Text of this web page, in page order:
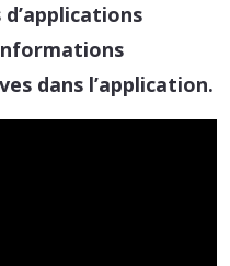
dans l’application.